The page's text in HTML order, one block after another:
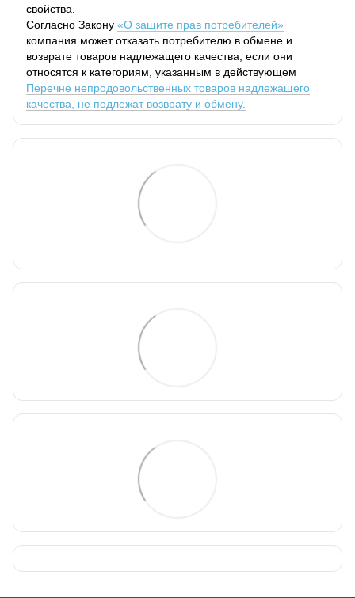
свойства.
Согласно Закону «О защите прав потребителей»
компания может отказать потребителю в обмене и
возврате товаров надлежащего качества, если они
относятся к категориям, указанным в действующем
Перечне непродовольственных товаров надлежащего
качества, не подлежат возврату и обмену.